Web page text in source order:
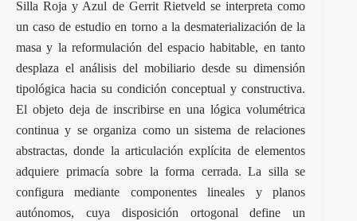
Silla Roja y Azul de Gerrit Rietveld se interpreta como
un caso de estudio en torno a la desmaterialización de la
masa y la reformulación del espacio habitable, en tanto
desplaza el análisis del mobiliario desde su dimensión
tipológica hacia su condición conceptual y constructiva.
El objeto deja de inscribirse en una lógica volumétrica
continua y se organiza como un sistema de relaciones
abstractas, donde la articulación explícita de elementos
adquiere primacía sobre la forma cerrada. La silla se
configura mediante componentes lineales y planos
autónomos, cuya disposición ortogonal define un